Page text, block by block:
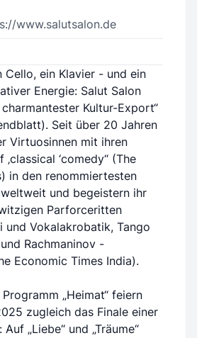
www.salutsalon.de
Cello, ein Klavier - und ein
Energie: Salut Salon
Kultur-Export“
Seit über 20 Jahren
Virtuosinnen mit ihren
‘comedy“ (The
in den renommiertesten
und begeistern ihr
Parforceritten
und Vokalakrobatik, Tango
Rachmaninov -
Economic Times India).
„Heimat“ feiern
zugleich das Finale einer
„Liebe“ und „Träume“